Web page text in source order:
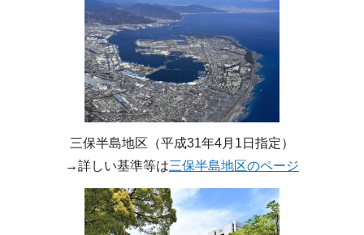
三保半島地区（平成31年4月1日指定）
→詳しい基準等は三保半島地区のページ